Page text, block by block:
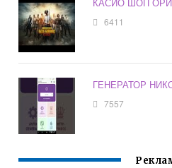
6411
ГЕНЕРАТОР
7557